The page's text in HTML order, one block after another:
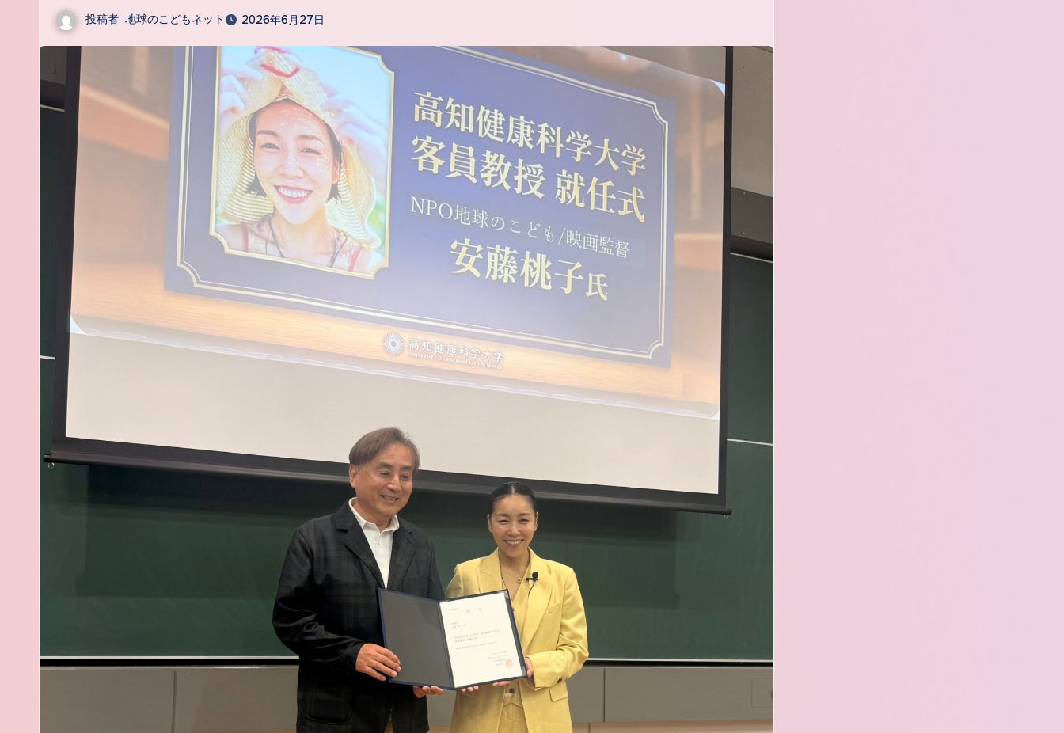
投稿者 地球のこどもネット 2026年6月27日